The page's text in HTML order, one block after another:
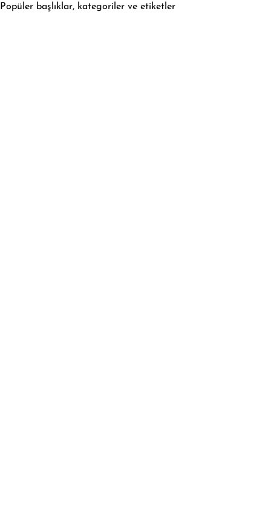
Popüler başlıklar, kategoriler ve etiketler